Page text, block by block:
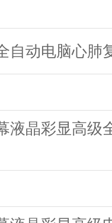
自动电脑心肺
液晶彩显高级